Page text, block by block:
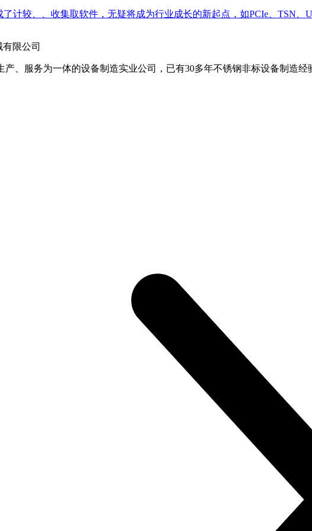
计较、、收集取软件，无疑将成为行业成长的新起点，如PCIe、TSN、
产、服务为一体的设备制造实业公司，已有30多年不锈钢非标设备制造经